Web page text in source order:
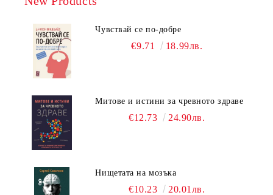
Чувствай се по-добре
€9.71 18.99лв.
Митове и истини за чревното здраве
€12.73 24.90лв.
Нищетата на мозъка
€10.23 20.01лв.